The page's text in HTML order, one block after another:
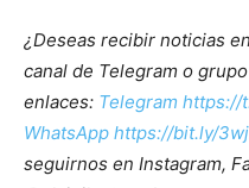
¿Deseas recibir noticias
canal de Telegram o
enlaces: Telegram
WhatsApp https://bit.ly/
seguirnos en Instagram,